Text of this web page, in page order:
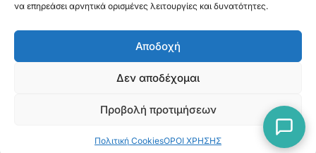
να επηρεάσει αρνητικά ορισμένες λειτουργίες και δυνατότητες.
Αποδοχή
Δεν αποδέχομαι
Προβολή προτιμήσεων
Πολιτική CookiesΟΡΟΙ ΧΡΗΣΗΣ
Copyright © 2026 Mediaspot.gr Κατασκευή ιστοσελίδων